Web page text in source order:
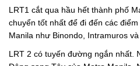
LRT1 cắt qua hầu hết thành phố
chuyển tốt nhất để đi đến các
Manila như Binondo, Intramuros và
LRT 2 có tuyến đường ngắn nhất.